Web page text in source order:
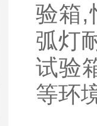
验箱,
弧灯
试验
等环